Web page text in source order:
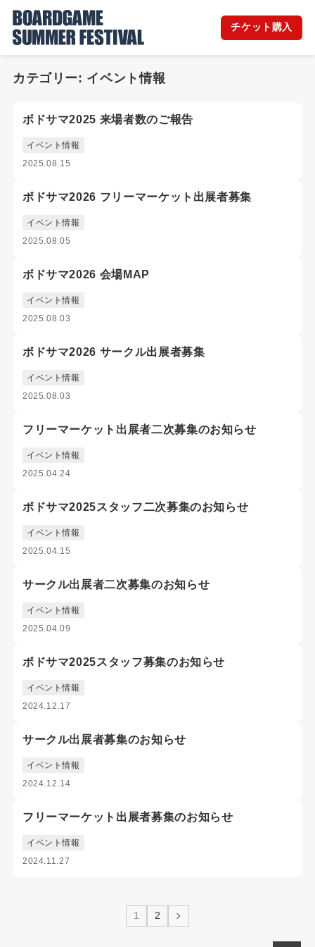
チケット購入
カテゴリー: イベント情報
ボドサマ2025 来場者数のご報告
イベント情報
2025.08.15
ボドサマ2026 フリーマーケット出展者募集
イベント情報
2025.08.05
ボドサマ2026 会場MAP
イベント情報
2025.08.03
ボドサマ2026 サークル出展者募集
イベント情報
2025.08.03
フリーマーケット出展者二次募集のお知らせ
イベント情報
2025.04.24
ボドサマ2025スタッフ二次募集のお知らせ
イベント情報
2025.04.15
サークル出展者二次募集のお知らせ
イベント情報
2025.04.09
ボドサマ2025スタッフ募集のお知らせ
イベント情報
2024.12.17
サークル出展者募集のお知らせ
イベント情報
2024.12.14
フリーマーケット出展者募集のお知らせ
イベント情報
2024.11.27
1 2